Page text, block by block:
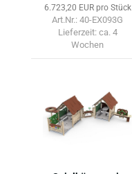
6.723,20 EUR pro Stück
Art.Nr.: 40-EX093G
Lieferzeit: ca. 4
Wochen